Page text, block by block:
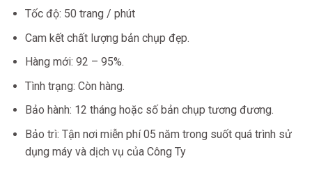
Tốc độ: 50 trang / phút
Cam kết chất lượng bản chụp đẹp.
Hàng mới: 92 – 95%.
Tình trạng: Còn hàng.
Bảo hành: 12 tháng hoặc số bản chụp tương đương.
Bảo trì: Tận nơi miễn phí 05 năm trong suốt quá trình sử
dụng máy và dịch vụ của Công Ty